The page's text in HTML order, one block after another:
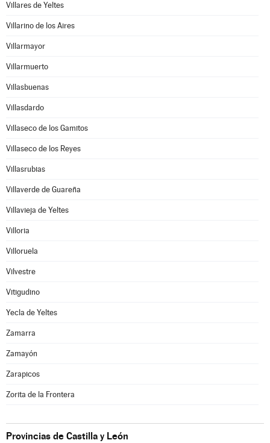
Villares de Yeltes
Villarino de los Aires
Villarmayor
Villarmuerto
Villasbuenas
Villasdardo
Villaseco de los Gamitos
Villaseco de los Reyes
Villasrubias
Villaverde de Guareña
Villavieja de Yeltes
Villoria
Villoruela
Vilvestre
Vitigudino
Yecla de Yeltes
Zamarra
Zamayón
Zarapicos
Zorita de la Frontera
Provincias de Castilla y León